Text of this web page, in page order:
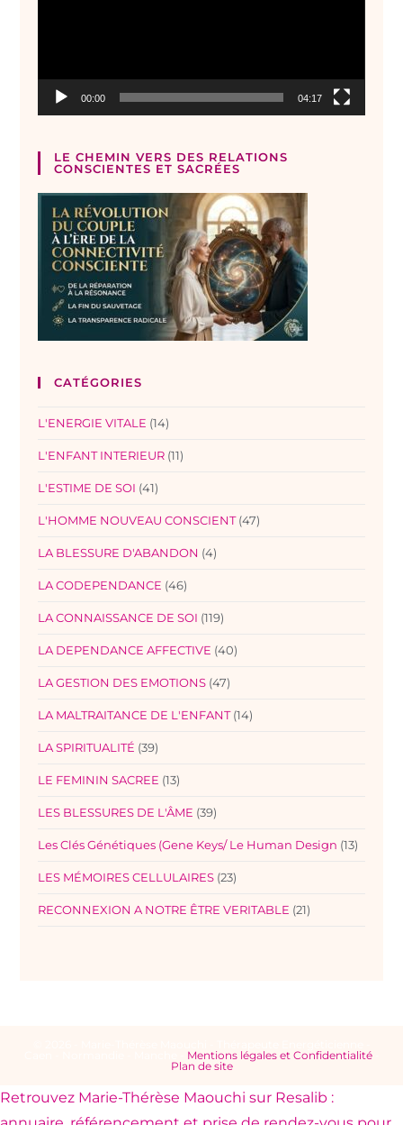
00:00 04:17
LE CHEMIN VERS DES RELATIONS
CONSCIENTES ET SACRÉES
CATÉGORIES
L'ENERGIE VITALE (14)
L'ENFANT INTERIEUR (11)
L'ESTIME DE SOI (41)
L'HOMME NOUVEAU CONSCIENT (47)
LA BLESSURE D'ABANDON (4)
LA CODEPENDANCE (46)
LA CONNAISSANCE DE SOI (119)
LA DEPENDANCE AFFECTIVE (40)
LA GESTION DES EMOTIONS (47)
LA MALTRAITANCE DE L'ENFANT (14)
LA SPIRITUALITÉ (39)
LE FEMININ SACREE (13)
LES BLESSURES DE L'ÂME (39)
Les Clés Génétiques (Gene Keys/ Le Human Design (13)
LES MÉMOIRES CELLULAIRES (23)
RECONNEXION A NOTRE ÊTRE VERITABLE (21)
Mentions légales et Confidentialité-
Plan de site
Retrouvez Marie-Thérèse Maouchi sur Resalib :